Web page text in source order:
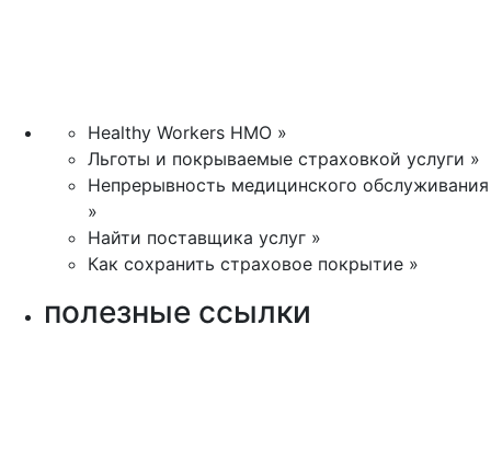
Healthy Workers HMO »
Льготы и покрываемые страховкой услуги »
Непрерывность медицинского обслуживания
»
Найти поставщика услуг »
Как сохранить страховое покрытие »
полезные ссылки